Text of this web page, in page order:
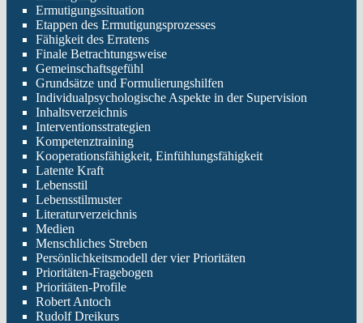
Ermutigungssituation
Etappen des Ermutigungsprozesses
Fähigkeit des Erratens
Finale Betrachtungsweise
Gemeinschaftsgefühl
Grundsätze und Formulierungshilfen
Individualpsychologische Aspekte in der Supervision
Inhaltsverzeichnis
Interventionsstrategien
Kompetenztraining
Kooperationsfähigkeit, Einfühlungsfähigkeit
Latente Kraft
Lebensstil
Lebensstilmuster
Literaturverzeichnis
Medien
Menschliches Streben
Persönlichkeitsmodell der vier Prioritäten
Prioritäten-Fragebogen
Prioritäten-Profile
Robert Antoch
Rudolf Dreikurs